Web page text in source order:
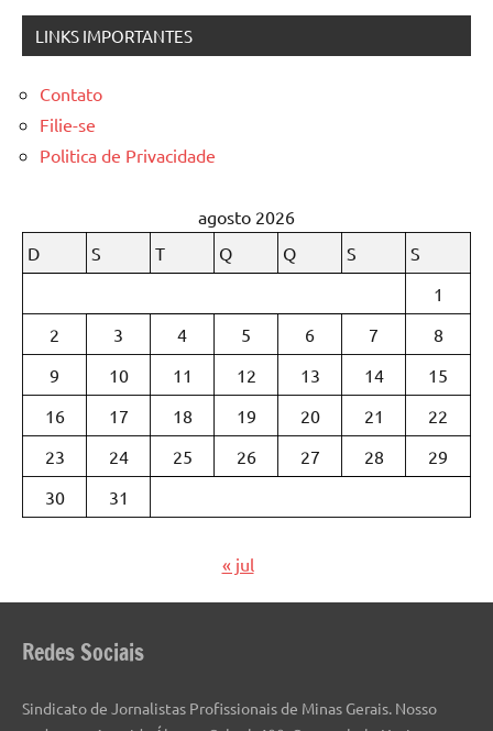
LINKS IMPORTANTES
Contato
Filie-se
Politica de Privacidade
agosto 2026
D
S T Q Q S
S
1
2
3 4 5 6 7
8
9
10 11 12 13 14
15
16
17 18 19 20 21
22
23
24 25 26 27 28
29
30
31
« jul
Redes Sociais
Sindicato de Jornalistas Profissionais de Minas Gerais. Nosso